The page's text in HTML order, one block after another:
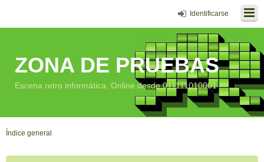
Identificarse
ZONA DE PRUEBAS
Escena retro informática. Online desde 011111010001
Índice general